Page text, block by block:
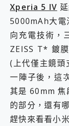
Xperia 5 IV
5000mAh大電
向充電技術，
ZEISS T* 鍍
(上代僅主鏡頭
一陣子後，這
其是 60mm 焦
的部分，還有
趕快來看看小